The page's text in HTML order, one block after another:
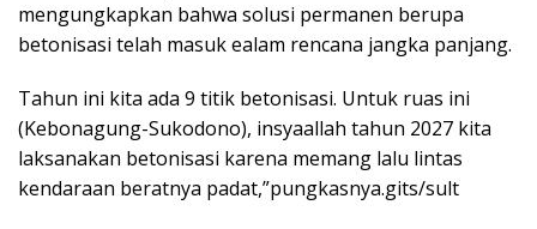
mengungkapkan bahwa solusi permanen berupa
betonisasi telah masuk ealam rencana jangka panjang.
Tahun ini kita ada 9 titik betonisasi. Untuk ruas ini
(Kebonagung-Sukodono), insyaallah tahun 2027 kita
laksanakan betonisasi karena memang lalu lintas
kendaraan beratnya padat,”pungkasnya.gits/sult